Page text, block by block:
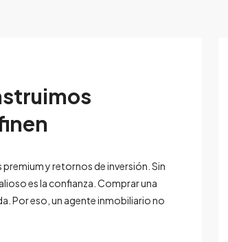
y retornos de inversión. Sin
es la confianza. Comprar una
Por eso, un agente inmobiliario no